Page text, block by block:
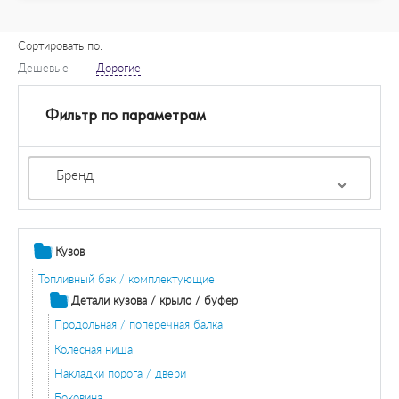
Сортировать по:
Дешевые
Дорогие
Фильтр по параметрам
Бренд
Кузов
Топливный бак / комплектующие
Детали кузова / крыло / буфер
Продольная / поперечная балка
Колесная ниша
Накладки порога / двери